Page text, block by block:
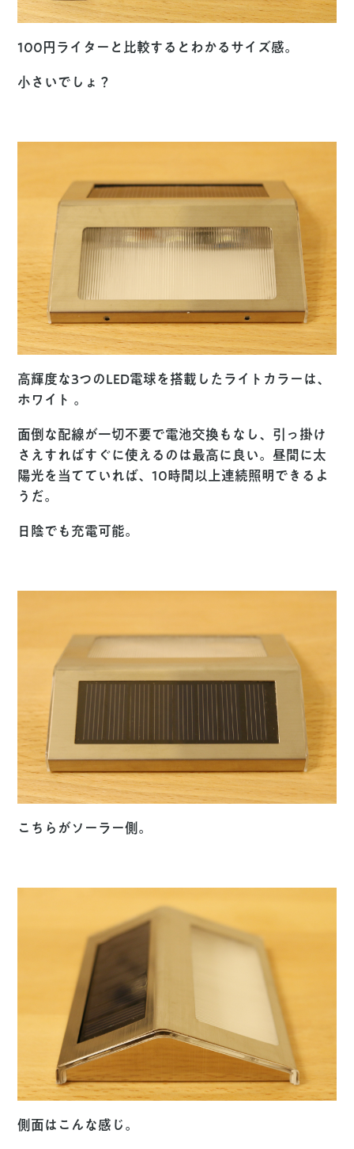
100円ライターと比較するとわかるサイズ感。
小さいでしょ？
高輝度な3つのLED電球を搭載したライトカラーは、
ホワイト 。
面倒な配線が一切不要で電池交換もなし、引っ掛け
さえすればすぐに使えるのは最高に良い。昼間に太
陽光を当てていれば、10時間以上連続照明できるよ
うだ。
日陰でも充電可能。
こちらがソーラー側。
側面はこんな感じ。